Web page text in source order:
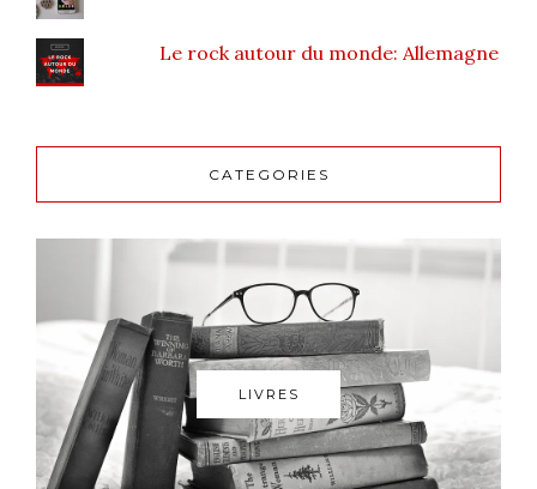
Le rock autour du monde: Allemagne
CATEGORIES
LIVRES